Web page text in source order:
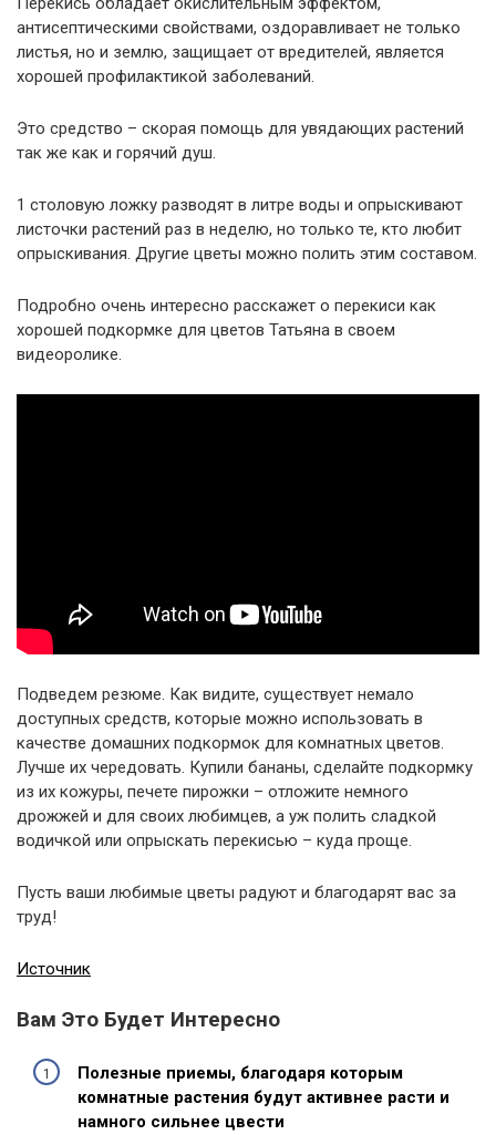
антисептическими свойствами, оздоравливает не только
листья, но и землю, защищает от вредителей, является
хорошей профилактикой заболеваний.
Это средство – скорая помощь для увядающих растений
так же как и горячий душ.
1 столовую ложку разводят в литре воды и опрыскивают
листочки растений раз в неделю, но только те, кто любит
опрыскивания. Другие цветы можно полить этим составом.
Подробно очень интересно расскажет о перекиси как
хорошей подкормке для цветов Татьяна в своем
видеоролике.
Подведем резюме. Как видите, существует немало
доступных средств, которые можно использовать в
качестве домашних подкормок для комнатных цветов.
Лучше их чередовать. Купили бананы, сделайте подкормку
из их кожуры, печете пирожки – отложите немного
дрожжей и для своих любимцев, а уж полить сладкой
водичкой или опрыскать перекисью – куда проще.
Пусть ваши любимые цветы радуют и благодарят вас за
труд!
Источник
Вам Это Будет Интересно
Полезные приемы, благодаря которым
комнатные растения будут активнее расти и
намного сильнее цвести